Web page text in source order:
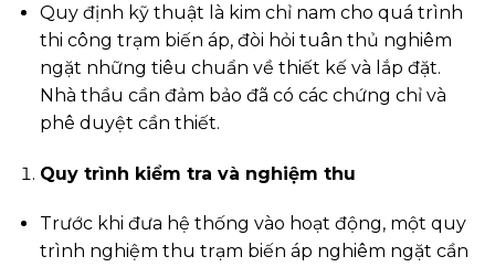
Quy định kỹ thuật là kim chỉ nam cho quá trình
thi công trạm biến áp, đòi hỏi tuân thủ nghiêm
ngặt những tiêu chuẩn về thiết kế và lắp đặt.
Nhà thầu cần đảm bảo đã có các chứng chỉ và
phê duyệt cần thiết.
Quy trình kiểm tra và nghiệm thu
Trước khi đưa hệ thống vào hoạt động, một quy
trình nghiệm thu trạm biến áp nghiêm ngặt cần